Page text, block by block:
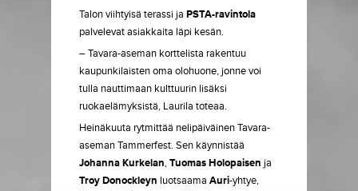
Talon viihtyisä terassi ja PSTA-ravintola
palvelevat asiakkaita läpi kesän.
– Tavara-aseman korttelista rakentuu
kaupunkilaisten oma olohuone, jonne voi
tulla nauttimaan kulttuurin lisäksi
ruokaelämyksistä, Laurila toteaa.
Heinäkuuta rytmittää nelipäiväinen Tavara-
aseman Tammerfest. Sen käynnistää
Johanna Kurkelan,Tuomas Holopaisen ja
Troy Donockleyn luotsaama Auri-yhtye,